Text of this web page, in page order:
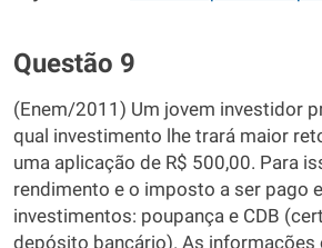
Questão 9
(Enem/2011) Um jovem investidor
qual investimento lhe trará maior
uma aplicação de R$ 500,00. Para
rendimento e o imposto a ser pago
investimentos: poupança e CDB
depósito bancário). As informações